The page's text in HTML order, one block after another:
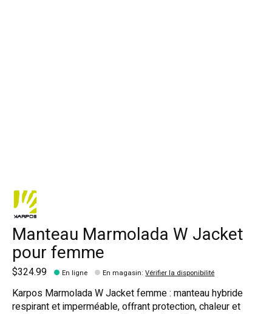
Manteau Marmolada W Jacket
pour femme
$324.99 En ligne En magasin:Vérifier la disponibilité
Karpos Marmolada W Jacket femme : manteau hybride
respirant et imperméable, offrant protection, chaleur et